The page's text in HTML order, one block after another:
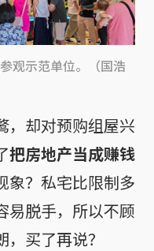
观示范单位。（国浩
，却对预购组屋兴
把房地产当成赚钱
象？私宅比限制多
易脱手，所以不顾
买了再说？